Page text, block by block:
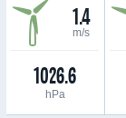
1.4
m/s
1026.6
hPa